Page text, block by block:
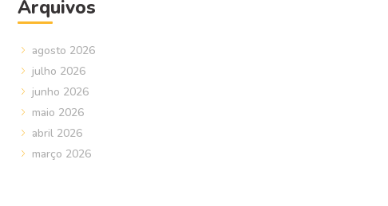
Arquivos
agosto 2026
julho 2026
junho 2026
maio 2026
abril 2026
março 2026